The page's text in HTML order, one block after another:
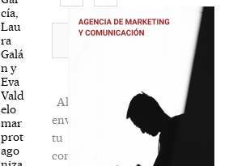
cía,
Lau
ra
Galá
n y
Eva
Vald
elo
mar
prot
ago
la
newsletter
Al
enviar
tu
comentario,